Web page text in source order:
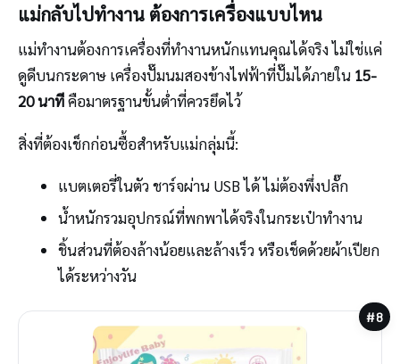
แม่กลับไปทำงาน ต้องการเครื่องแบบไหน
แม่ทำงานต้องการเครื่องที่ทำงานหนักแทนคุณได้จริง ไม่ใช่แค่
ดูดีบนกระดาษ เครื่องปั๊มนมสองข้างไฟฟ้าที่ปั๊มได้ภายใน 15-
20 นาทีคือมาตรฐานขั้นต่ำที่ควรยึดไว้
สิ่งที่ต้องเช็กก่อนซื้อสำหรับแม่กลุ่มนี้:
แบตเตอรี่ในตัว ชาร์จผ่าน USB ได้ ไม่ต้องพึ่งปลั๊ก
น้ำหนักรวมอุปกรณ์ที่พกพาได้จริงในกระเป๋าทำงาน
ชิ้นส่วนที่ต้องล้างน้อยและล้างเร็ว หรือเช็ดด้วยผ้าเปียก
ได้ระหว่างวัน
#8